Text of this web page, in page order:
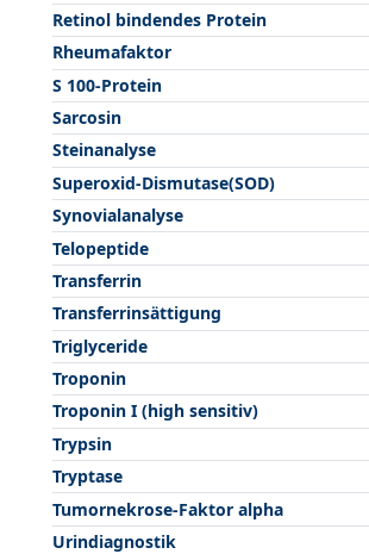
Retinol bindendes Protein
Rheumafaktor
S 100-Protein
Sarcosin
Steinanalyse
Superoxid-Dismutase(SOD)
Synovialanalyse
Telopeptide
Transferrin
Transferrinsättigung
Triglyceride
Troponin
Troponin I (high sensitiv)
Trypsin
Tryptase
Tumornekrose-Faktor alpha
Urindiagnostik